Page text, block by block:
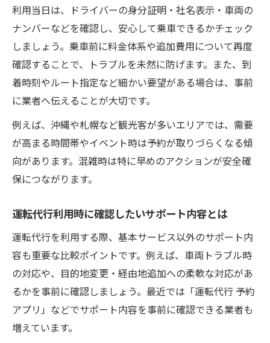
利用当日は、ドライバーの身分証明・社名表示・車両の
ナンバーなどを確認し、安心して乗車できるかチェック
しましょう。乗車前に料金体系や追加費用について再度
確認することで、トラブルを未然に防げます。また、到
着時刻やルート指定など細かい要望がある場合は、事前
に業者へ伝えることが大切です。
例えば、沖縄や札幌など観光客が多いエリアでは、需要
が高まる時間帯やイベント時は予約が取りづらくなる傾
向があります。混雑時は特に早めのアクションが安全確
保につながります。
運転代行利用時に確認したいサポート内容とは
運転代行を利用する際、基本サービス以外のサポート内
容も重要な比較ポイントです。例えば、車両トラブル時
の対応や、目的地変更・経由地追加への柔軟な対応があ
るかを事前に確認しましょう。最近では「運転代行 予約
アプリ」などでサポート内容を事前に確認できる業者も
増えています。